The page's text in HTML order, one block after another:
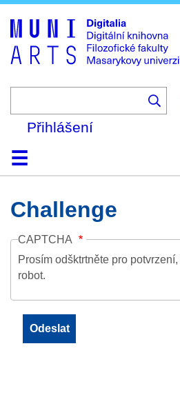
to
main
Přihlášení
DomůKolekce
Prohlížení
Vyhledávání
O platformě
Nápověda
Kontakt
Challenge
CAPTCHA
Prosím odšktrtněte pro
robot.